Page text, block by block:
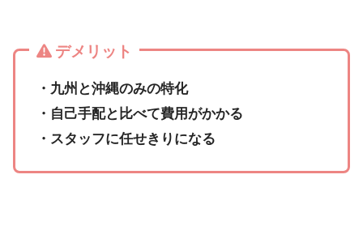
デメリット
・九州と沖縄のみの特化
・自己手配と比べて費用がかかる
・スタッフに任せきりになる